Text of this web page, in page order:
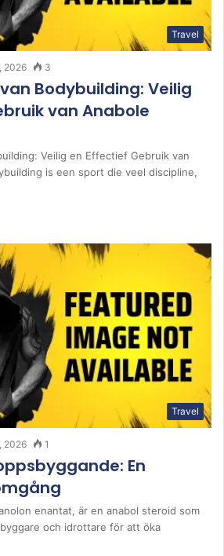
Travel
2026 3
Bodybuilding: Veilig
van Anabole
Veilig en Effectief Gebruik van
is een sport die veel discipline,
Travel
2026 1
En
enantat, är en anabol steroid som
och idrottare för att öka